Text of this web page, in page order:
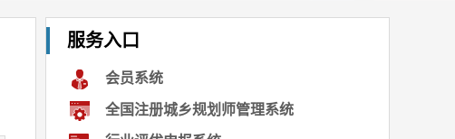
服务入口
会员系统
全国注册城乡规划师管理系统